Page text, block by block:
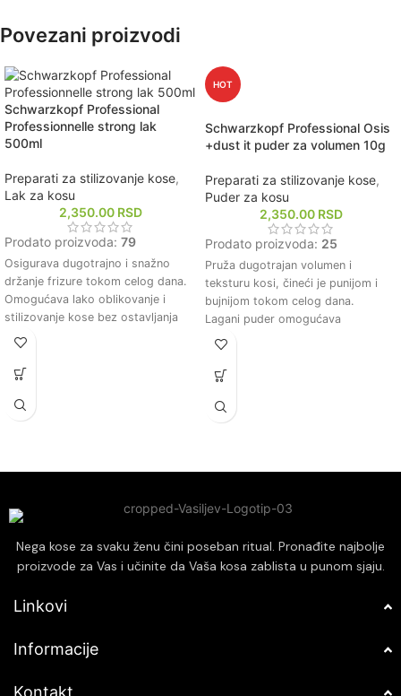
Povezani proizvodi
Schwarzkopf Professional
Professionnelle strong lak
500ml
Preparati za stilizovanje kose,
Lak za kosu
2,350.00 RSD
Prodato proizvoda: 79
Osigurava dugotrajno i snažno
držanje frizure tokom celog dana.
Omogućava lako oblikovanje i
stilizovanje kose bez ostavljanja
tragova ili ostataka.
uticaja, zadržavajući frizuru
Brzo se suši i ne otežava kosu,
HOT
Schwarzkopf Professional Osis
+dust it puder za volumen 10g
Preparati za stilizovanje kose,
Puder za kosu
2,350.00 RSD
Prodato proizvoda: 25
Pruža dugotrajan volumen i
teksturu kosi, čineći je punijom i
bujnijom tokom celog dana.
Lagani puder omogućava
jednostavno stilizovanje i
težine ili lepljivosti.
kose, izbegavajući neželjeni sjaj ili
brzo osvežavanje frizure u bilo
Nega kose za svaku ženu čini poseban ritual. Pronađite najbolje
proizvode za Vas i učinite da Vaša kosa zablista u punom sjaju.
Linkovi
Informacije